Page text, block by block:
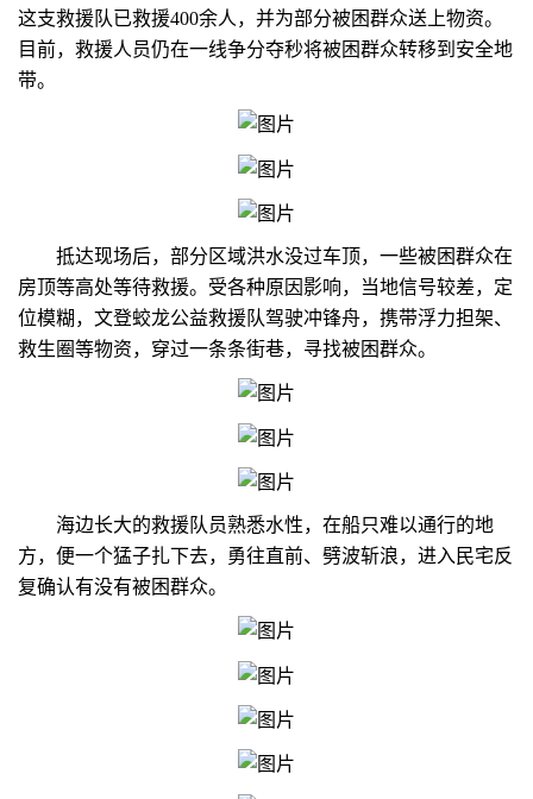
这支救援队已救援400余人，并为部分被困群众送上物资。
目前，救援人员仍在一线争分夺秒将被困群众转移到安全地
带。
抵达现场后，部分区域洪水没过车顶，一些被困群众在
房顶等高处等待救援。受各种原因影响，当地信号较差，定
位模糊，文登蛟龙公益救援队驾驶冲锋舟，携带浮力担架、
救生圈等物资，穿过一条条街巷，寻找被困群众。
海边长大的救援队员熟悉水性，在船只难以通行的地
方，便一个猛子扎下去，勇往直前、劈波斩浪，进入民宅反
复确认有没有被困群众。